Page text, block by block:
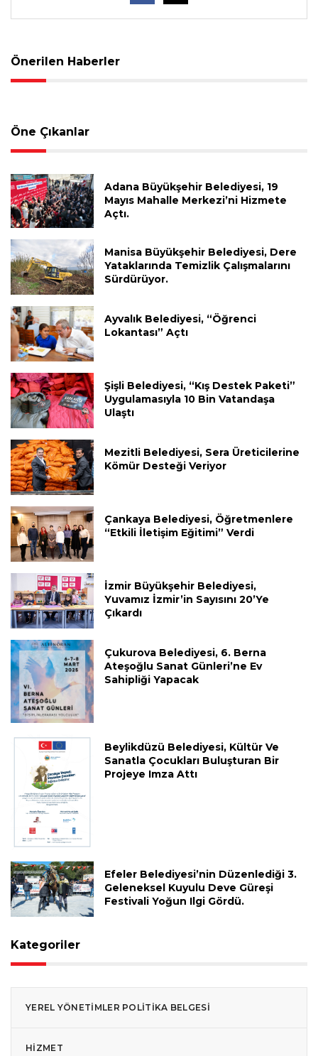
Önerilen Haberler
Öne Çıkanlar
Adana Büyükşehir Belediyesi, 19
Mayıs Mahalle Merkezi’ni Hizmete
Açtı.
Manisa Büyükşehir Belediyesi, Dere
Yataklarında Temizlik Çalışmalarını
Sürdürüyor.
Ayvalık Belediyesi, “Öğrenci
Lokantası” Açtı
Şişli Belediyesi, “Kış Destek Paketi”
Uygulamasıyla 10 Bin Vatandaşa
Ulaştı
Mezitli Belediyesi, Sera Üreticilerine
Kömür Desteği Veriyor
Çankaya Belediyesi, Öğretmenlere
“Etkili İletişim Eğitimi” Verdi
İzmir Büyükşehir Belediyesi,
Yuvamız İzmir’in Sayısını 20’ye
Çıkardı
Çukurova Belediyesi, 6. Berna
Ateşoğlu Sanat Günleri’ne Ev
Sahipliği Yapacak
Beylikdüzü Belediyesi, Kültür Ve
Sanatla Çocukları Buluşturan Bir
Projeye Imza Attı
Efeler Belediyesi’nin Düzenlediği 3.
Geleneksel Kuyulu Deve Güreşi
Festivali Yoğun Ilgi Gördü.
Kategoriler
YEREL YÖNETIMLER POLITIKA BELGESI
HIZMET